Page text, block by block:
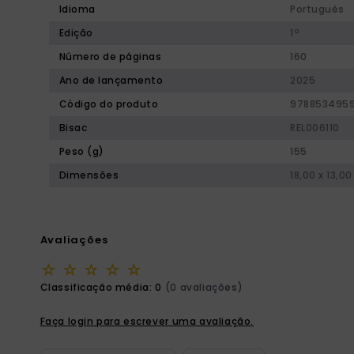
Idioma
Português
Edição
1ª
Número de páginas
160
Ano de lançamento
2025
Código do produto
Bisac
REL006110
Peso (g)
155
Dimensões
18,00 x 13,00
Avaliações
☆ ☆ ☆ ☆ ☆
Classificação média: 0 (0 avaliações)
Faça login para escrever uma avaliação.